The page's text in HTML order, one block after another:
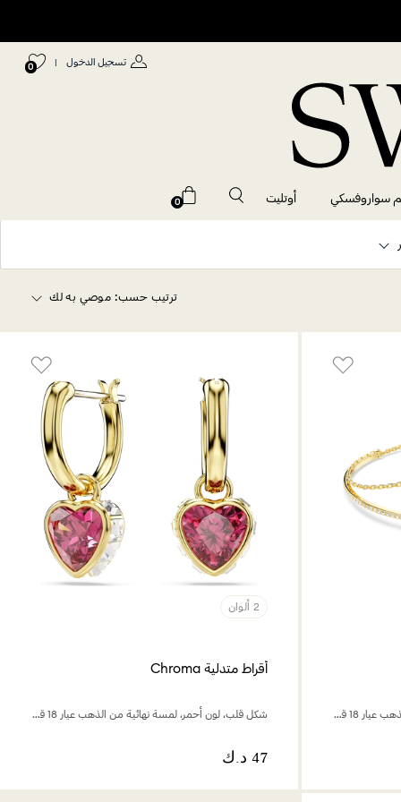
تسجيل الدخول |
0
سواروفسكي أوتليت 0
ترتيب حسب: موصي به لك
شكل قلب، لون أحمر، لمسة نهائية من الذهب عيار 18 قيراط
2 ألوان
أقراط متدلية Chroma
شكل قلب، لون أحمر، لمسة نهائية من الذهب عيار 18 قيراط